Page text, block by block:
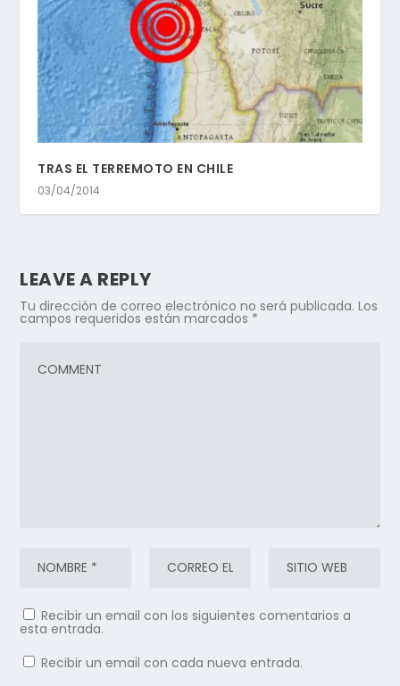
TRAS EL TERREMOTO EN CHILE
03/04/2014
LEAVE A REPLY
Tu dirección de correo electrónico no será publicada. Los
campos requeridos están marcados *
Recibir un email con los siguientes comentarios a
esta entrada.
Recibir un email con cada nueva entrada.